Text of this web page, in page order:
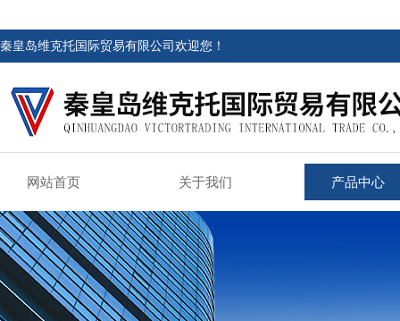
秦皇岛维克托国际贸易有限公司欢迎您！
网站首页 关于我们 产品中心